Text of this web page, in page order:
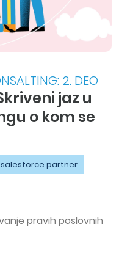
2. DEO
jaz u
o kom se
salesforce partner
pravih poslovnih